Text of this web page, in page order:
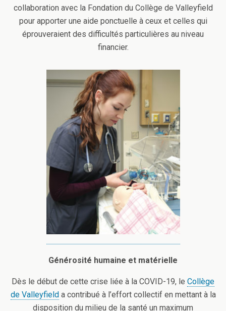
collaboration avec la Fondation du Collège de Valleyfield
pour apporter une aide ponctuelle à ceux et celles qui
éprouveraient des difficultés particulières au niveau
financier.
Générosité humaine et matérielle
Dès le début de cette crise liée à la COVID-19, le Collège
de Valleyfield a contribué à l’effort collectif en mettant à la
disposition du milieu de la santé un maximum